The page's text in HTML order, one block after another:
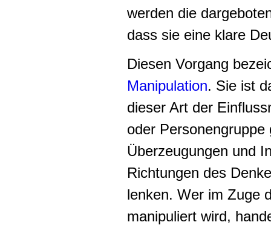
werden die
dass sie eine klare
Diesen Vorgang
Manipulation. Sie ist
dieser Art der
oder
Überzeugungen und
Richtungen des
lenken. Wer im Zuge
manipuliert wird,